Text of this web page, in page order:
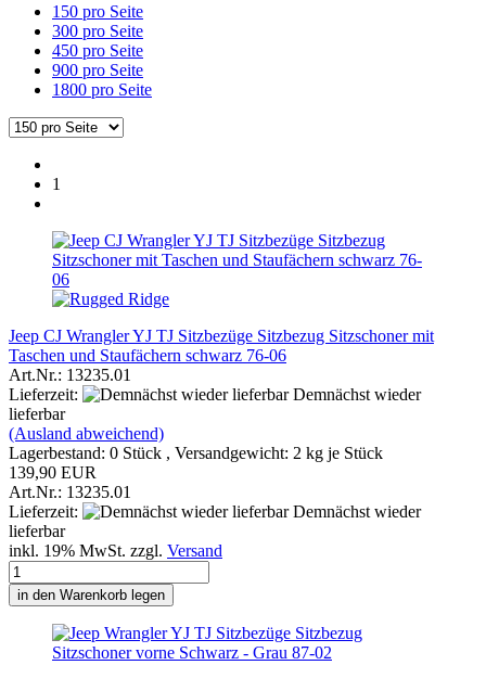
150 pro Seite
300 pro Seite
450 pro Seite
900 pro Seite
1800 pro Seite
1
Jeep CJ Wrangler YJ TJ Sitzbezüge Sitzbezug Sitzschoner mit
Taschen und Staufächern schwarz 76-06
Art.Nr.: 13235.01
Lieferzeit:
Demnächst wieder
lieferbar
(Ausland abweichend)
Lagerbestand: 0 Stück , Versandgewicht: 2 kg je Stück
139,90 EUR
Art.Nr.: 13235.01
Lieferzeit:
Demnächst wieder
lieferbar
inkl. 19% MwSt. zzgl. Versand
in den Warenkorb legen